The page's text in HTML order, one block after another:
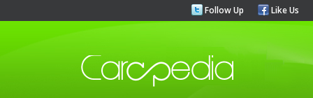
Follow Up Like Us